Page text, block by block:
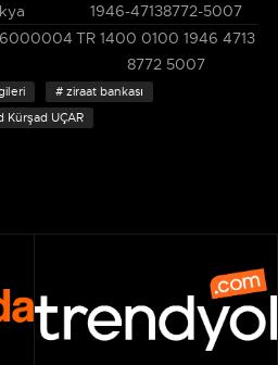
1946-47138772-5007
TR 1400 0100 1946 4713
8772 5007
ziraat bankası
Kürşad UÇAR